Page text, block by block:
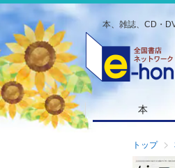
本、雑誌、CD・
本
トップ